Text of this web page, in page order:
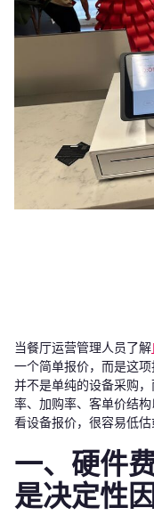
当餐厅运营管理人员了解
一个简单报价，而是这
并不是单纯的设备采购
率、加购率、客单价结
看设备报价，很容易低估
一、硬件
是决定性